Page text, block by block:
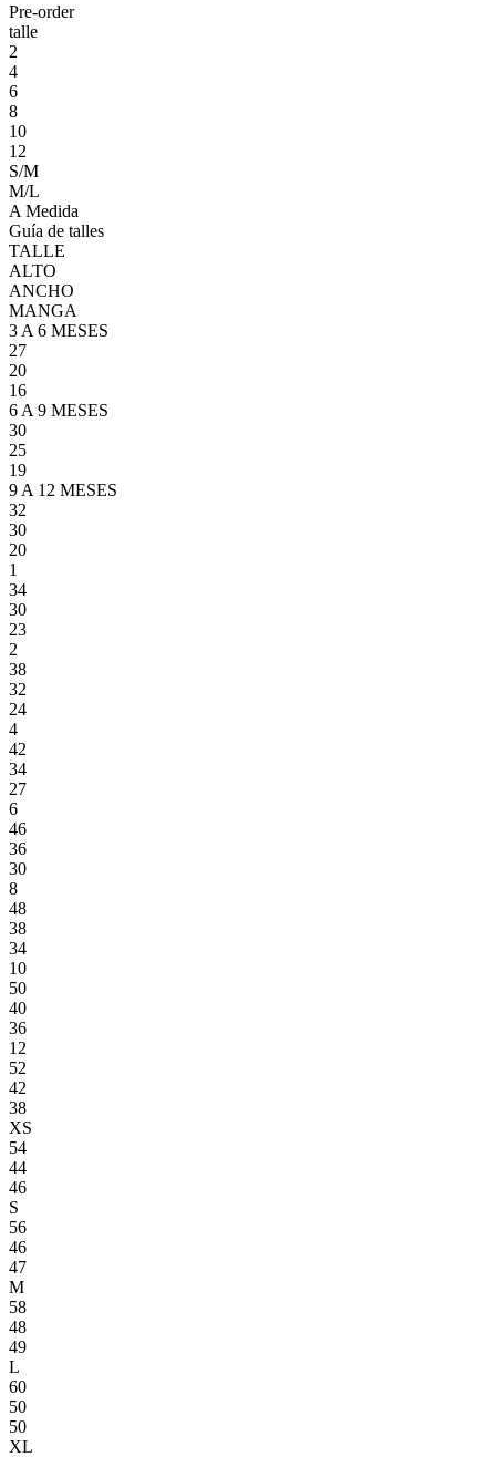
Pre-order
talle
2
4
6
8
10
12
S/M
M/L
A Medida
Guía de talles
TALLE
ALTO
ANCHO
MANGA
3 A 6 MESES
27
20
16
6 A 9 MESES
30
25
19
9 A 12 MESES
32
30
20
1
34
30
23
2
38
32
24
4
42
34
27
6
46
36
30
8
48
38
34
10
50
40
36
12
52
42
38
XS
54
44
46
S
56
46
47
M
58
48
49
L
60
50
50
XL